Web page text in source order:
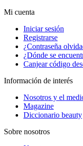
Mi cuenta
Iniciar sesión
Registrarse
¿Contraseña
¿Dónde se
Canjear código
Información de interés
Nosotros y el
Magazine
Diccionario beauty
Sobre nosotros